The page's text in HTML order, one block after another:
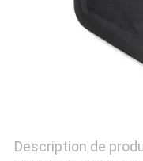
Description de